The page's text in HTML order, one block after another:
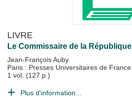
LIVRE
Le Commissaire de la République
Jean-François Auby
Paris : Presses Universitaires de France
1 vol. (127 p.)
Plus d'information...